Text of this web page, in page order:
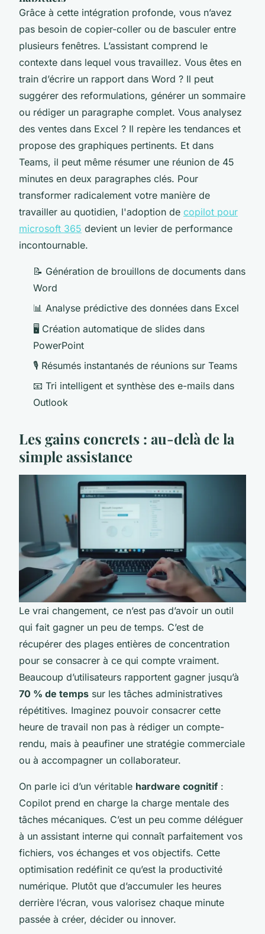
Grâce à cette intégration profonde, vous n’avez
pas besoin de copier-coller ou de basculer entre
plusieurs fenêtres. L’assistant comprend le
contexte dans lequel vous travaillez. Vous êtes en
train d’écrire un rapport dans Word ? Il peut
suggérer des reformulations, générer un sommaire
ou rédiger un paragraphe complet. Vous analysez
des ventes dans Excel ? Il repère les tendances et
propose des graphiques pertinents. Et dans
Teams, il peut même résumer une réunion de 45
minutes en deux paragraphes clés. Pour
transformer radicalement votre manière de
travailler au quotidien, l'adoption de copilot pour
microsoft 365 devient un levier de performance
incontournable.
📝 Génération de brouillons de documents dans
Word
📊 Analyse prédictive des données dans Excel
🖥️ Création automatique de slides dans
PowerPoint
🎙️ Résumés instantanés de réunions sur Teams
📧 Tri intelligent et synthèse des e-mails dans
Outlook
Les gains concrets : au-delà de la
simple assistance
Le vrai changement, ce n’est pas d’avoir un outil
qui fait gagner un peu de temps. C’est de
récupérer des plages entières de concentration
pour se consacrer à ce qui compte vraiment.
Beaucoup d’utilisateurs rapportent gagner jusqu’à
70 % de temps sur les tâches administratives
répétitives. Imaginez pouvoir consacrer cette
heure de travail non pas à rédiger un compte-
rendu, mais à peaufiner une stratégie commerciale
ou à accompagner un collaborateur.
On parle ici d’un véritable hardware cognitif :
Copilot prend en charge la charge mentale des
tâches mécaniques. C’est un peu comme déléguer
à un assistant interne qui connaît parfaitement vos
fichiers, vos échanges et vos objectifs. Cette
optimisation redéfinit ce qu’est la productivité
numérique. Plutôt que d’accumuler les heures
derrière l’écran, vous valorisez chaque minute
passée à créer, décider ou innover.